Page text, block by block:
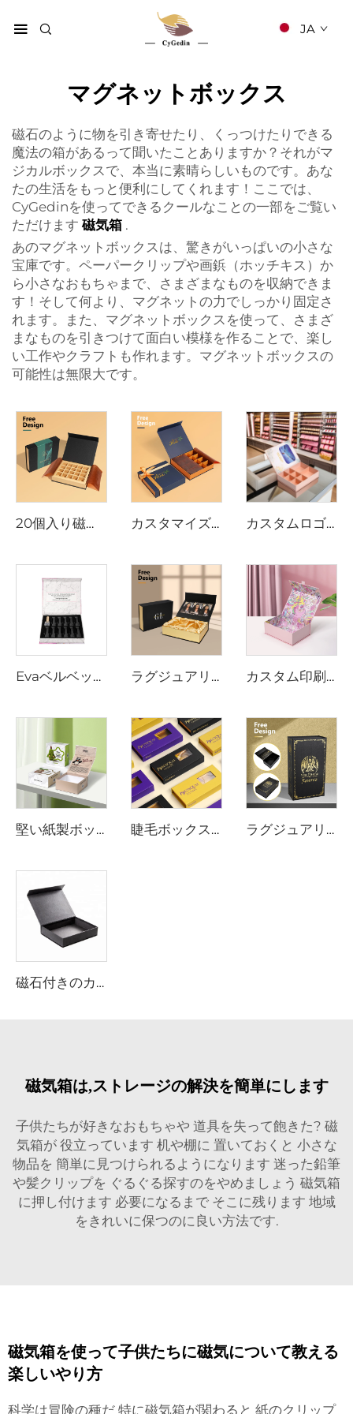
JA
マグネットボックス
磁石のように物を引き寄せたり、くっつけたりできる
魔法の箱があるって聞いたことありますか？それがマ
ジカルボックスで、本当に素晴らしいものです。あな
たの生活をもっと便利にしてくれます！ここでは、
CyGedinを使ってできるクールなことの一部をご覧い
ただけます 磁気箱 .
あのマグネットボックスは、驚きがいっぱいの小さな
宝庫です。ペーパークリップや画鋲（ホッチキス）か
ら小さなおもちゃまで、さまざまなものを収納できま
す！そして何より、マグネットの力でしっかり固定さ
れます。また、マグネットボックスを使って、さまざ
まなものを引きつけて面白い模様を作ることで、楽し
い工作やクラフトも作れます。マグネットボックスの
可能性は無限大です。
20個入り磁気式ギフトボックス チョコレート用 カスタムカラー バレンタインデー促進パッケージ カスタマイズ可能な磁石式クロージャー ラグジュアリー チョコレートパッキングギフトボックス サテンリボン付き チョコレートワックスペーパー カスタムロゴチョコレートバー包装箱 磁石式クロージャー コルゲートインサートトレイ 花押印刷 コーティング紙 批量注文用
Evaベルベットインサート付きラグジュアリーネイルポリッシュパッケージボックス、磁石式閉じ方のギフトペーパーボックス、ホイルゴールドロゴ入り ラグジュアリー・ウィッグボックス カスタムロゴサイズ ヘアエクステンション用段ボール磁石付き包装ギフトボックス リボン付き磁石閉じ方 カスタム印刷ホイルゴールドペーパーボックス磁石付き段ボール箱化粧品用包装ギフトボックス
堅い紙製ボックス 磁気パッケージ ギフトボックス おもちゃ/ニット人形/手作りDIY展示用 睫毛ボックス 空箱 ユニークなまつげパッケージ カスタムロゴ入り 豪華なまつげ用紙パッケージ 磁石付きボックス PVC窓付き ラグジュアリー磁石付きワインボックス カスタムロゴサイズ 堅い硬質紙製 磁気閉鎖式パッケージボックス インサート付き ウイスキー・シャンパン用
磁石付きのカラフルなカスタムボックス ギフトボックス パッケージ 紙製 磁石式閉じ方 コスメ用箱 帯磁気 カードボード製 堅牢 化粧箱
磁気箱は,ストレージの解決を簡単にします
子供たちが好きなおもちゃや 道具を失って飽きた? 磁
気箱が 役立っています 机や棚に 置いておくと 小さな
物品を 簡単に見つけられるようになります 迷った鉛筆
や髪クリップを ぐるぐる探すのをやめましょう 磁気箱
に押し付けます 必要になるまで そこに残ります 地域
をきれいに保つのに良い方法です.
磁気箱を使って子供たちに磁気について教える
楽しいやり方
科学は冒険の種だ 特に磁気箱が関わると 紙のクリップ